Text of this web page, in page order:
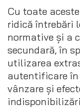
Cu toate
ridică întrebări
normative și a
secundară, în
utilizarea
autentificare
vânzare și